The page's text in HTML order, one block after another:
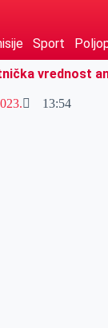
Sport
vrednost
13:54